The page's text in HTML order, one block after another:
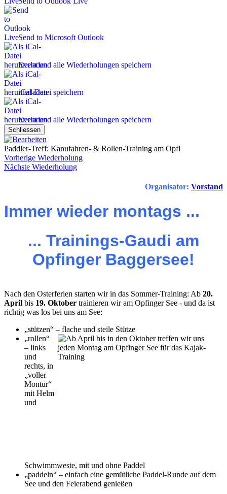
Send to Microsoft Outlook
Event und alle Wiederholungen speichern
iCal-Datei speichern
Event und alle Wiederholungen speichern
Schliessen
Paddler-Treff: Kanufahren- & Rollen-Training am Opfi
Vorherige Wiederholung
Nächste Wiederholung
Organisator: Vorstand
Immer wieder montags ...
... Trainings-Gaudi am
Opfinger Baggersee!
Nach den Osterferien starten wir in das Sommer-Training: Ab 20.
April bis 19. Oktober trainieren wir am Opfinger See - und da ist
richtig was los bei uns am See:
„stützen“ – flache und steile Stütze
„rollen“
– links
und
rechts, in
„voller
Montur“
mit Helm
und
Schwimmweste, mit und ohne Paddel
„paddeln“ – einfach eine gemütliche Paddel-Runde auf dem
See und den Feierabend genießen